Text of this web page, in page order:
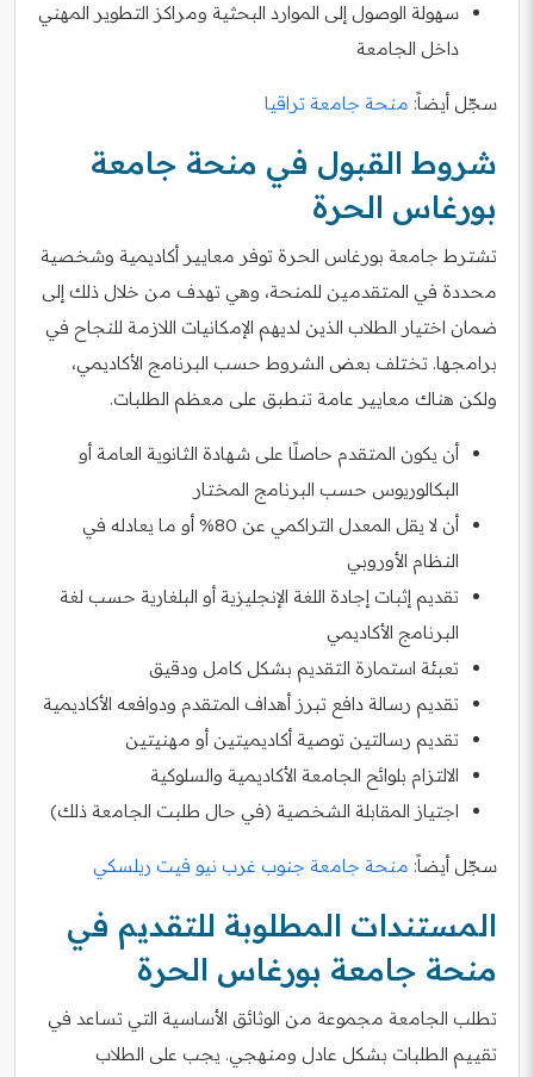
سهولة الوصول إلى الموارد البحثية ومراكز التطوير المهني
داخل الجامعة
سجّل أيضاً: منحة جامعة تراقيا
شروط القبول في منحة جامعة
بورغاس الحرة
تشترط جامعة بورغاس الحرة توفر معايير أكاديمية وشخصية
محددة في المتقدمين للمنحة، وهي تهدف من خلال ذلك إلى
ضمان اختيار الطلاب الذين لديهم الإمكانيات اللازمة للنجاح في
برامجها. تختلف بعض الشروط حسب البرنامج الأكاديمي،
ولكن هناك معايير عامة تنطبق على معظم الطلبات.
أن يكون المتقدم حاصلًا على شهادة الثانوية العامة أو
البكالوريوس حسب البرنامج المختار
أن لا يقل المعدل التراكمي عن 80% أو ما يعادله في
النظام الأوروبي
تقديم إثبات إجادة اللغة الإنجليزية أو البلغارية حسب لغة
البرنامج الأكاديمي
تعبئة استمارة التقديم بشكل كامل ودقيق
تقديم رسالة دافع تبرز أهداف المتقدم ودوافعه الأكاديمية
تقديم رسالتين توصية أكاديميتين أو مهنيتين
الالتزام بلوائح الجامعة الأكاديمية والسلوكية
اجتياز المقابلة الشخصية (في حال طلبت الجامعة ذلك)
سجّل أيضاً: منحة جامعة جنوب غرب نيو فيت ريلسكي
المستندات المطلوبة للتقديم في
منحة جامعة بورغاس الحرة
تطلب الجامعة مجموعة من الوثائق الأساسية التي تساعد في
تقييم الطلبات بشكل عادل ومنهجي. يجب على الطلاب